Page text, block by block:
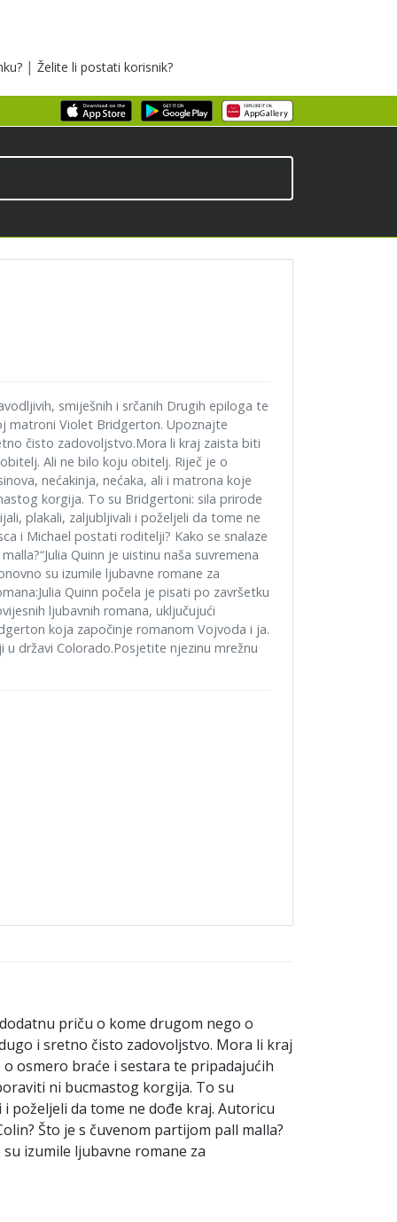
| Želite li postati korisnik?
smiješnih i srčanih Drugih epiloga te
matroni Violet Bridgerton. Upoznajte
čisto zadovoljstvo.Mora li kraj zaista biti
Ali ne bilo koju obitelj. Riječ je o
nećakinja, nećaka, ali i matrona koje
korgija. To su Bridgertoni: sila prirode
plakali, zaljubljivali i poželjeli da tome ne
i Michael postati roditelji? Kako se snalaze
Quinn je uistinu naša suvremena
su izumile ljubavne romane za
Quinn počela je pisati po završetku
ljubavnih romana, uključujući
koja započinje romanom Vojvoda i ja.
državi Colorado.Posjetite njezinu mrežnu
priču o kome drugom nego o
i sretno čisto zadovoljstvo. Mora li kraj
osmero braće i sestara te pripadajućih
ni bucmastog korgija. To su
poželjeli da tome ne dođe kraj. Autoricu
Što je s čuvenom partijom pall malla?
izumile ljubavne romane za